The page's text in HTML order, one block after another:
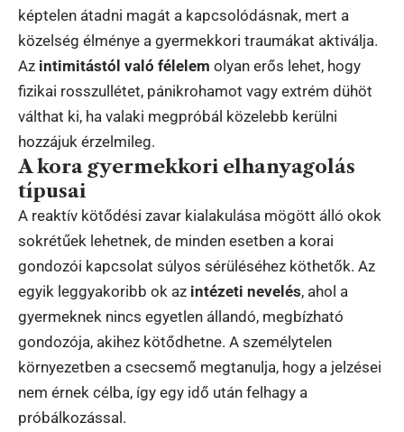
képtelen átadni magát a kapcsolódásnak, mert a
közelség élménye a gyermekkori traumákat aktiválja.
Az intimitástól való félelem olyan erős lehet, hogy
fizikai rosszullétet, pánikrohamot vagy extrém dühöt
válthat ki, ha valaki megpróbál közelebb kerülni
hozzájuk érzelmileg.
A kora gyermekkori elhanyagolás
típusai
A reaktív kötődési zavar kialakulása mögött álló okok
sokrétűek lehetnek, de minden esetben a korai
gondozói kapcsolat súlyos sérüléséhez köthetők. Az
egyik leggyakoribb ok az intézeti nevelés, ahol a
gyermeknek nincs egyetlen állandó, megbízható
gondozója, akihez kötődhetne. A személytelen
környezetben a csecsemő megtanulja, hogy a jelzései
nem érnek célba, így egy idő után felhagy a
próbálkozással.